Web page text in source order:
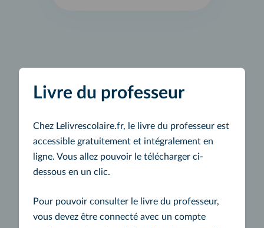
Livre du professeur
Chez Lelivrescolaire.fr, le livre du professeur est
accessible gratuitement et intégralement en
ligne. Vous allez pouvoir le télécharger ci-
dessous en un clic.
Pour pouvoir consulter le livre du professeur,
vous devez être connecté avec un compte